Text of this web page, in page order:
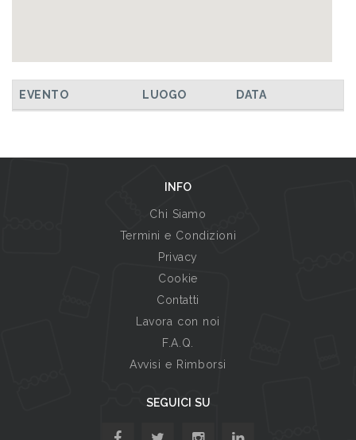
EVENTO LUOGO DATA
INFO
Chi Siamo
Termini e Condizioni
Privacy
Cookie
Contatti
Lavora con noi
F.A.Q.
Avvisi e Rimborsi
SEGUICI SU